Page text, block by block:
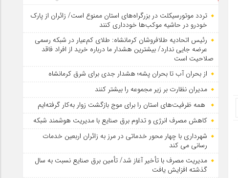
تردد موتورسیکلت در بزرگراه‌های استان ممنوع است/ زائران از پارک
خودرو در حاشیه موکب‌ها خودداری کنند
رئیس اتحادیه طلافروشان کرمانشاه: طلای کم‌عیار در شبکه رسمی
عرضه جایی ندارد/ بیشترین هشدار ما درباره خرید از افراد فاقد
صلاحیت است
از بحران آب تا بحران پشه؛ هشدار جدی برای شرق کرمانشاه
مدیران نظارت بر زیر مجموعه را بیشتر کنند
همه ظرفیت‌های استان را برای موج بازگشت زوار به‌کار گرفته‌ایم
کاهش مصرف انرژی و تداوم برق صنایع با مدیریت هوشمند شبکه
شهرداری با چهار محور خدماتی در مرز به زائران اربعین خدمات
رسانی می کند
مدیریت مصرف با تأخیر آغاز شد/ تأمین برق صنایع نسبت به سال
گذشته افزایش یافت